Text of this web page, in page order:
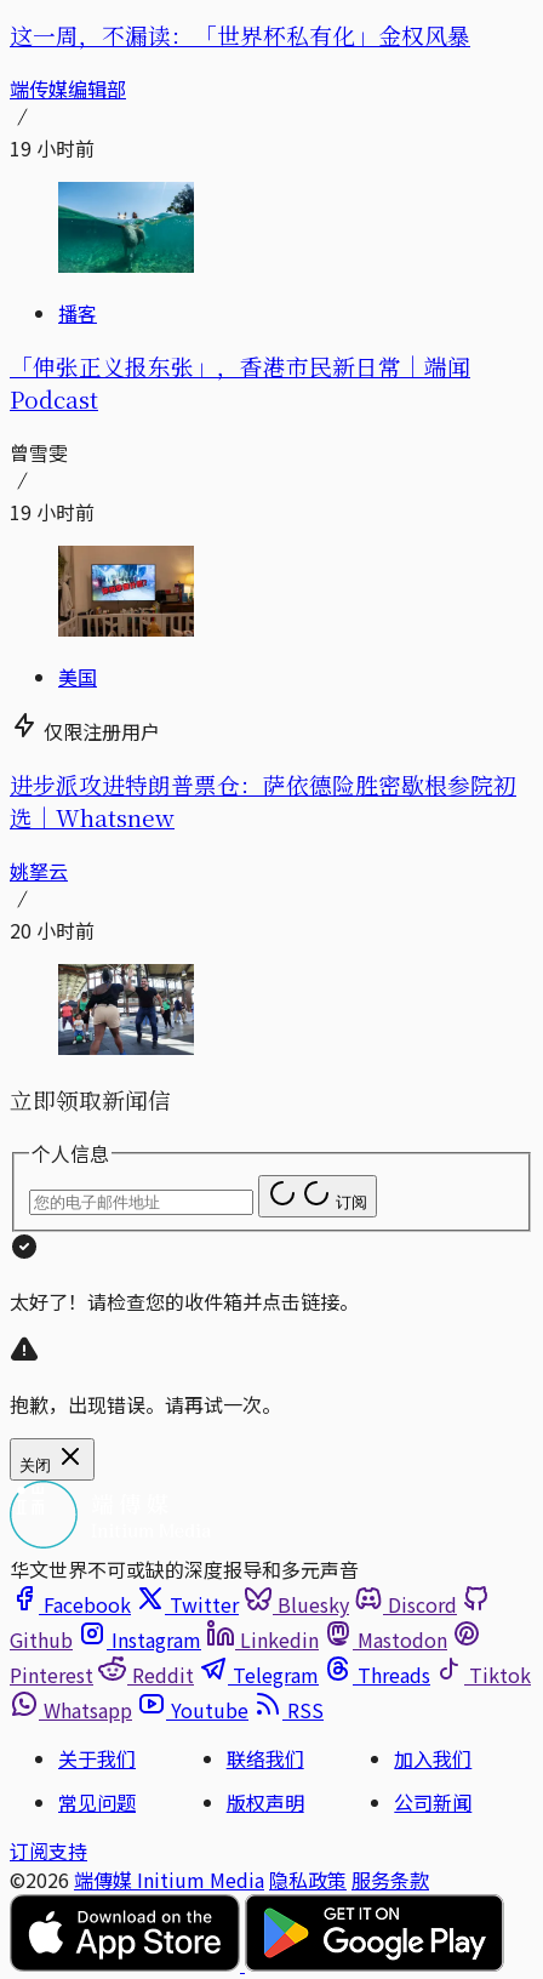
这一周，不漏读：「世界杯私有化」金权风暴
端传媒编辑部
19 小时前
播客
「伸张正义报东张」，香港市民新日常｜端闻
Podcast
曾雪雯
19 小时前
美国
仅限注册用户
进步派攻进特朗普票仓：萨依德险胜密歇根参院初
选｜Whatsnew
姚拏云
20 小时前
立即领取新闻信
个人信息
订阅
太好了！请检查您的收件箱并点击链接。
抱歉，出现错误。请再试一次。
关闭
华文世界不可或缺的深度报导和多元声音
Facebook
Twitter Bluesky
Discord
Github
Instagram Linkedin
Mastodon
Pinterest
Reddit Telegram Threads
Tiktok
Whatsapp
Youtube
RSS
关于我们
联络我们
加入我们
常见问题
版权声明
公司新闻
订阅支持
©2026 端傳媒 Initium Media 隐私政策 服务条款